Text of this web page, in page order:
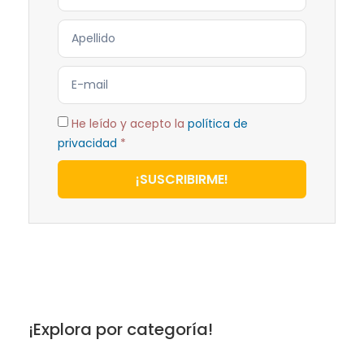
He leído y acepto la política de
privacidad *
¡SUSCRIBIRME!
¡Explora por categoría!